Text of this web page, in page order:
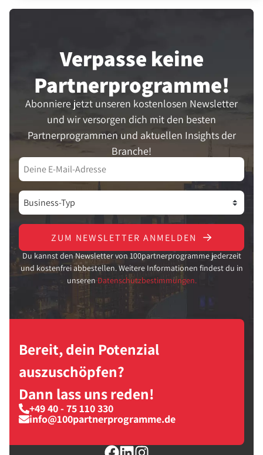
Verpasse keine
Partner­programme!
Abonniere jetzt unseren kostenlosen Newsletter
und wir versorgen dich mit den besten
Partnerprogrammen und aktuellen Insights der
Branche!
ZUM NEWSLETTER ANMELDEN
Du kannst den Newsletter von 100partnerprogramme jederzeit
und kostenfrei abbestellen. Weitere Informationen findest du in
unseren Datenschutzbestimmungen.
Bereit, dein Potenzial
auszuschöpfen?
Dann lass uns reden!
+49 40 - 75 110 330
info@100partnerprogramme.de